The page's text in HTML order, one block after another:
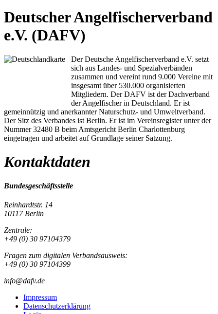
Deutscher Angelfischerverband
e.V. (DAFV)
Der Deutsche Angelfischerverband e.V. setzt
sich aus Landes- und Spezialverbänden
zusammen und vereint rund 9.000 Vereine mit
insgesamt über 530.000 organisierten
Mitgliedern. Der DAFV ist der Dachverband
der Angelfischer in Deutschland. Er ist
gemeinnützig und anerkannter Naturschutz- und Umweltverband.
Der Sitz des Verbandes ist Berlin. Er ist im Vereinsregister unter der
Nummer 32480 B beim Amtsgericht Berlin Charlottenburg
eingetragen und arbeitet auf Grundlage seiner Satzung.
Kontaktdaten
Bundesgeschäftsstelle
Reinhardtstr. 14
10117 Berlin
Zentrale:
+49 (0) 30 97104379
Fragen zum digitalen Verbandsausweis:
+49 (0) 30 97104399
info@dafv.de
Impressum
Datenschutzerklärung